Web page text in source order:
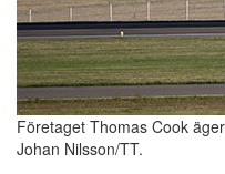
Företaget Thomas Cook
Johan Nilsson/TT.